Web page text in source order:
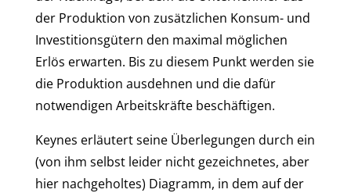
der Produktion von zusätzlichen Konsum- und
Investitionsgütern den maximal möglichen
Erlös erwarten. Bis zu diesem Punkt werden sie
die Produktion ausdehnen und die dafür
notwendigen Arbeitskräfte beschäftigen.
Keynes erläutert seine Überlegungen durch ein
(von ihm selbst leider nicht gezeichnetes, aber
hier nachgeholtes) Diagramm, in dem auf der